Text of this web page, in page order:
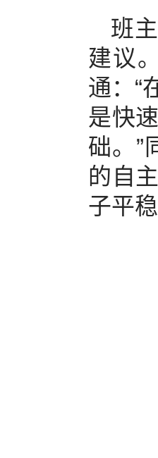
班
建议
通：“
是快
础。”
的自
子平